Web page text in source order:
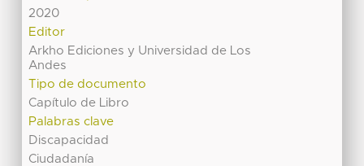
2020
Editor
Arkho Ediciones y Universidad de Los
Andes
Tipo de documento
Capítulo de Libro
Palabras clave
Discapacidad
Ciudadanía